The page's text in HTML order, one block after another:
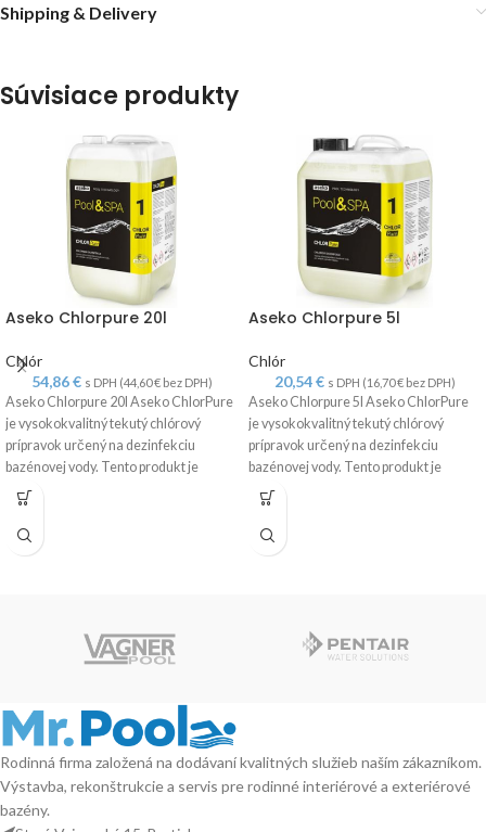
Shipping & Delivery
Súvisiace produkty
Aseko Chlorpure 20l
Chlór
54,86€ s DPH (44,60€bez DPH)
Aseko Chlorpure 20l Aseko ChlorPure
je vysokokvalitný tekutý chlórový
prípravok určený na dezinfekciu
bazénovej vody. Tento produkt je
ideálny na
Aseko Chlorpure 5l
Chlór
20,54€ s DPH (16,70€bez DPH)
Aseko Chlorpure 5l Aseko ChlorPure
je vysokokvalitný tekutý chlórový
prípravok určený na dezinfekciu
bazénovej vody. Tento produkt je
ideálny na
Rodinná firma založená na dodávaní kvalitných služieb naším zákazníkom.
Výstavba, rekonštrukcie a servis pre rodinné interiérové a exteriérové
bazény.